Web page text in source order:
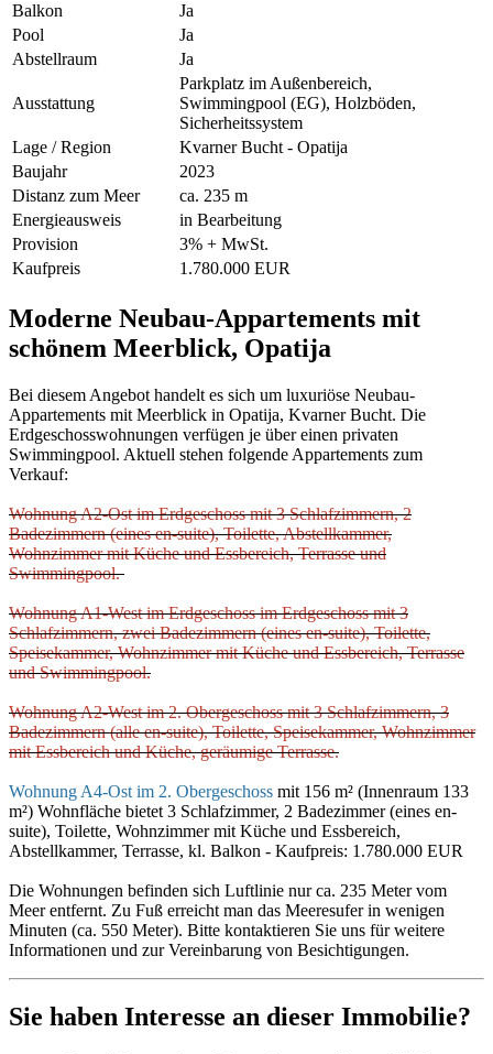
Balkon
Ja
Pool
Ja
Abstellraum
Ja
Ausstattung
Parkplatz im Außenbereich,
Swimmingpool (EG), Holzböden,
Sicherheitssystem
Lage / Region
Kvarner Bucht - Opatija
Baujahr
2023
Distanz zum Meer
ca. 235 m
Energieausweis
in Bearbeitung
Provision
3% + MwSt.
Kaufpreis
1.780.000 EUR
Moderne Neubau-Appartements mit
schönem Meerblick, Opatija
Bei diesem Angebot handelt es sich um luxuriöse Neubau-
Appartements mit Meerblick in Opatija, Kvarner Bucht. Die
Erdgeschosswohnungen verfügen je über einen privaten
Swimmingpool. Aktuell stehen folgende Appartements zum
Verkauf:
Wohnung A2-Ost im Erdgeschoss mit 3 Schlafzimmern, 2
Badezimmern (eines en-suite), Toilette, Abstellkammer,
Wohnzimmer mit Küche und Essbereich, Terrasse und
Swimmingpool.
Wohnung A1-West im Erdgeschoss im Erdgeschoss mit 3
Schlafzimmern, zwei Badezimmern (eines en-suite), Toilette,
Speisekammer, Wohnzimmer mit Küche und Essbereich, Terrasse
und Swimmingpool.
Wohnung A2-West im 2. Obergeschoss mit 3 Schlafzimmern, 3
Badezimmern (alle en-suite), Toilette, Speisekammer, Wohnzimmer
mit Essbereich und Küche, geräumige Terrasse.
Wohnung A4-Ost im 2. Obergeschoss mit 156 m² (Innenraum 133
m²) Wohnfläche bietet 3 Schlafzimmer, 2 Badezimmer (eines en-
suite), Toilette, Wohnzimmer mit Küche und Essbereich,
Abstellkammer, Terrasse, kl. Balkon - Kaufpreis: 1.780.000 EUR
Die Wohnungen befinden sich Luftlinie nur ca. 235 Meter vom
Meer entfernt. Zu Fuß erreicht man das Meeresufer in wenigen
Minuten (ca. 550 Meter). Bitte kontaktieren Sie uns für weitere
Informationen und zur Vereinbarung von Besichtigungen.
Sie haben Interesse an dieser Immobilie?